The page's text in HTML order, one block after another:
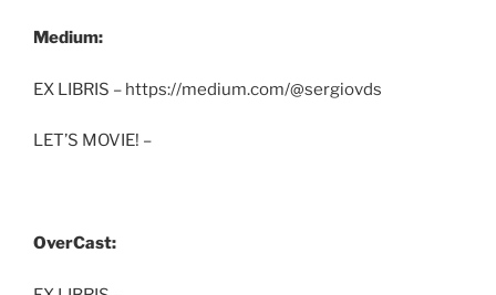
Medium:
EX LIBRIS – https://medium.com/@sergiovds
LET’S MOVIE! –
OverCast: